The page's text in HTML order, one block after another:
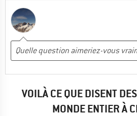
VOILÀ CE QUE DISENT
MONDE ENTIER À